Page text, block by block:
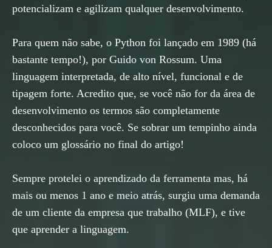
potencializam e agilizam qualquer desenvolvimento.
Para quem não sabe, o Python foi lançado em 1989 (há
bastante tempo!), por Guido von Rossum. Uma
linguagem interpretada, de alto nível, funcional e de
tipagem forte. Acredito que, se você não for da área de
desenvolvimento os termos são completamente
desconhecidos para você. Se sobrar um tempinho ainda
coloco um glossário no final do artigo!
Sempre protelei o aprendizado da ferramenta mas, há
mais ou menos 1 ano e meio atrás, surgiu uma demanda
de um cliente da empresa que trabalho (MLF), e tive
que aprender a linguagem.